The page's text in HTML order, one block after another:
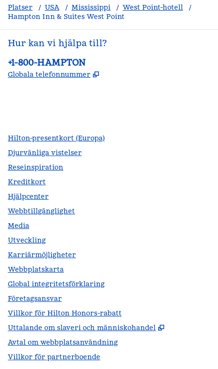
Platser / USA / Mississippi / West Point-hotell
/
Hampton Inn & Suites West Point
Hur kan vi hjälpa till?
Telefon:
+1-800-HAMPTON
Globala telefonnummer ,
Hilton-presentkort (Europa)
Djurvänliga vistelser
Reseinspiration
Kreditkort
Hjälpcenter
Webbtillgänglighet
Media
Utveckling
Karriärmöjligheter
Webbplatskarta
Global integritetsförklaring
Företagsansvar
Villkor för Hilton Honors-rabatt
Uttalande om slaveri och människohandel
,
Avtal om webbplatsanvändning
Villkor för partnerboende